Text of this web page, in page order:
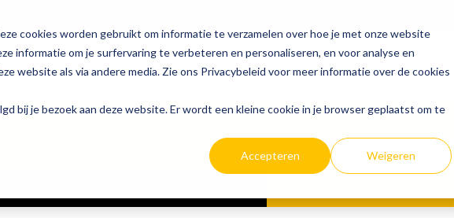
cookies worden gebruikt om informatie te verzamelen over hoe je met onze website
informatie om je surfervaring te verbeteren en personaliseren, en voor analyse en
website als via andere media. Zie ons Privacybeleid voor meer informatie over de cookies
bij je bezoek aan deze website. Er wordt een kleine cookie in je browser geplaatst om te
Accepteren Weigeren
Diensten Klanten Expertise Pakketten